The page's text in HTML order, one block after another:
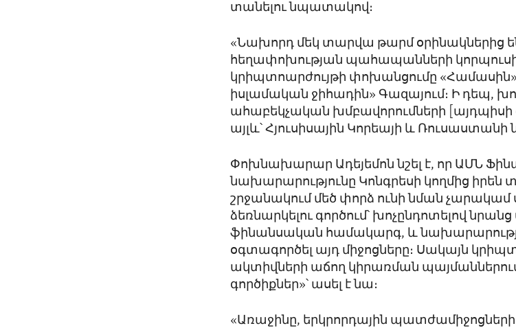
տանելու նպատակով։
«Նախորդ մեկ տարվա թարմ օրինակներից
հեղափոխության պահապանների կորպուսի
կրիպտոարժույթի փոխանցումը
իսլամական ջիհադին» Գազայում։ Ի դեպ,
ահաբեկչական խմբավորումների [այդպիսի
այլև՝ Հյուսիսային Կորեայի և
Փոխնախարար Ադեյեմոն նշել է, որ ԱՄՆ
նախարարությունը Կոնգրեսի կողմից իրեն
շրջանակում մեծ փորձ ունի նման չարակամ
ձեռնարկելու գործում՝ խոչընդոտելով
ֆինանսական համակարգ, և
օգտագործել այդ միջոցները։ Սակայն
ակտիվների աճող կիրառման
գործիքներ»՝ ասել է նա։
«Առաջինը, երկրորդային պատժամիջոցների